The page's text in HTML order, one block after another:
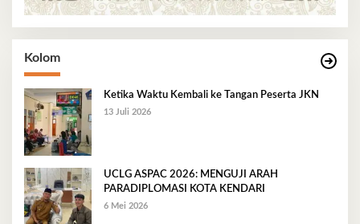
Kolom
Ketika Waktu Kembali ke Tangan Peserta JKN
13 Juli 2026
UCLG ASPAC 2026: MENGUJI ARAH
PARADIPLOMASI KOTA KENDARI
6 Mei 2026